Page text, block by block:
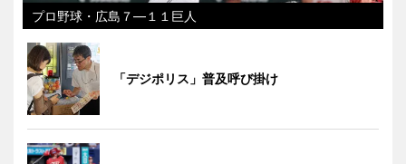
プロ野球・広島７―１１巨人
「デジポリス」普及呼び掛け